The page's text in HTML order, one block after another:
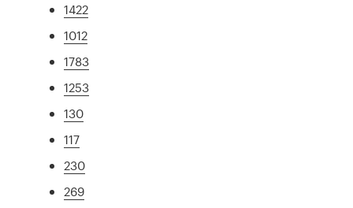
1422
1012
1783
1253
130
117
230
269